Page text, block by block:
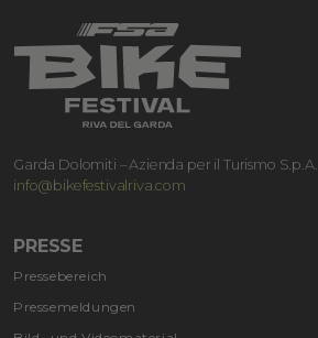
Garda Dolomiti – Azienda per il Turismo S.p.A.
info@bikefestivalriva.com
PRESSE
Pressebereich
Pressemeldungen